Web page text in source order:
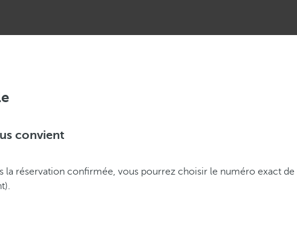
convient
la réservation confirmée, vous pourrez choisir le numéro exact de